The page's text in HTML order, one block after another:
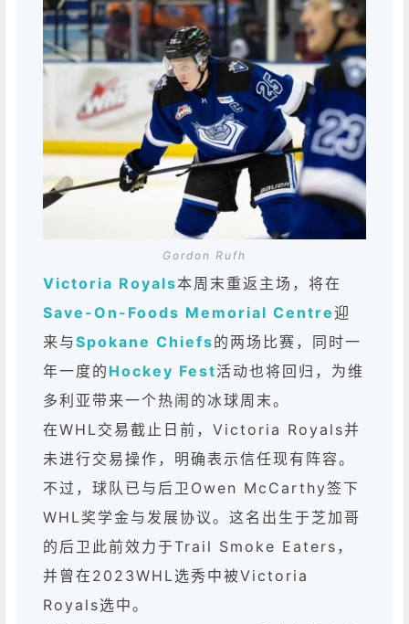
Gordon Rufh
Victoria Royals本周末重返主场，将在
Save-On-Foods Memorial Centre迎
来与Spokane Chiefs的两场比赛，同时一
年一度的 Hockey Fest活动也将回归，为维
多利亚带来一个热闹的冰球周末。
在WHL交易截止日前，Victoria Royals并
未进行交易操作，明确表示信任现有阵容。
不过，球队已与后卫Owen McCarthy签下
WHL奖学金与发展协议。这名出生于芝加哥
的后卫此前效力于Trail Smoke Eaters，
并曾在2023WHL选秀中被Victoria
Royals选中。